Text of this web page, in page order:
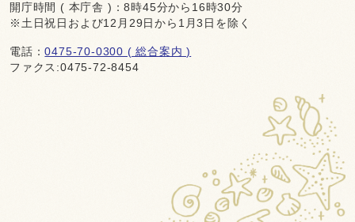
開庁時間 ( 本庁舎 )：8時45分から16時30分
※土日祝日および12月29日から1月3日を除く
電話：0475-70-0300 ( 総合案内 )
ファクス:0475-72-8454